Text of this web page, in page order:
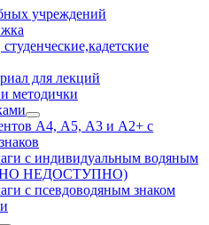
учреждений
для лекций
методички
А4, А5, А3 и А2+ с
с индивидуальным водяным
НЕДОСТУПНО)
с псевдоводяным знаком